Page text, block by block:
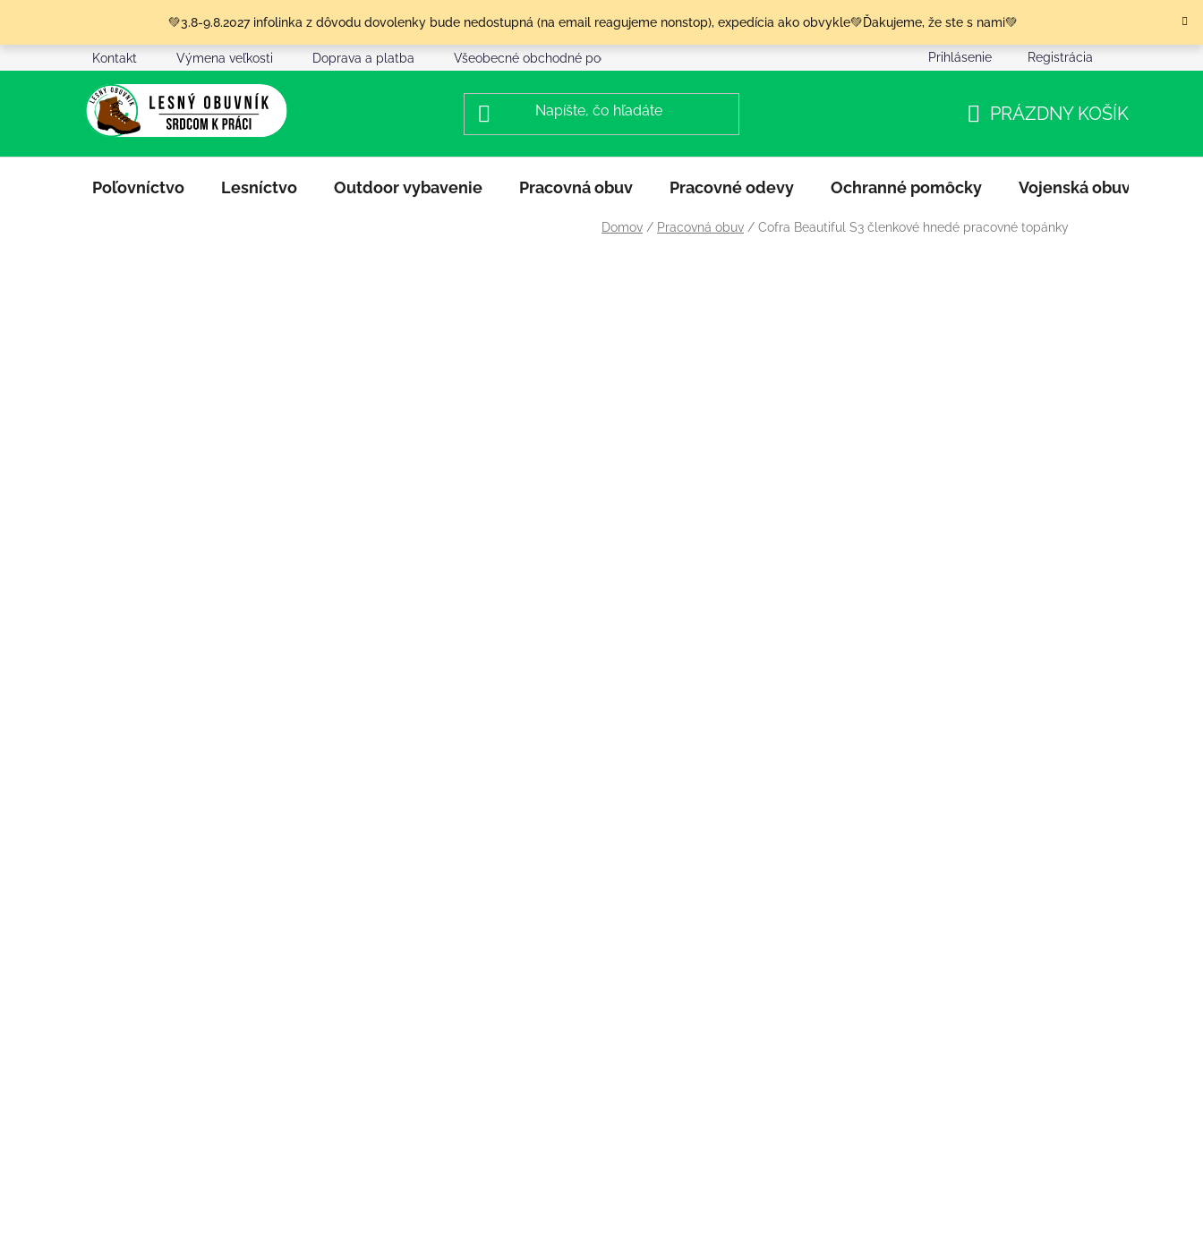
obsah
💚3.8-9.8.2027 infolinka z dôvodu dovolenky bude nedostupná (na email reagujeme nonstop), expedícia ako obvykle💚Ďakujeme, že ste s nami💚
Kontakt Výmena veľkosti Doprava a platba Všeobecné obchodné podmienky Podmienky ochrany osobných údajov
Prihlásenie Registrácia
KOŠÍK
PRÁZDNY KOŠÍK
Poľovníctvo Lesníctvo Outdoor vybavenie Pracovná obuv Pracovné odevy Ochranné pomôcky Vojenská obuv
Domov / Pracovná obuv / Cofra Beautiful S3 členkové hnedé pracovné topánky